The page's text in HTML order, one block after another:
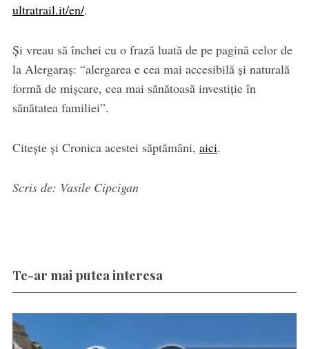
ultratrail.it/en/.
Și vreau să închei cu o frază luată de pe pagină celor de
la Alergaraș: “alergarea e cea mai accesibilă și naturală
formă de mișcare, cea mai sănătoasă investiție în
sănătatea familiei”.
Citește și Cronica acestei săptămâni, aici.
Scris de: Vasile Cipcigan
Te-ar mai putea interesa